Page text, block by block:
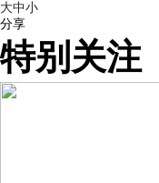
大中小
分享
特别关注